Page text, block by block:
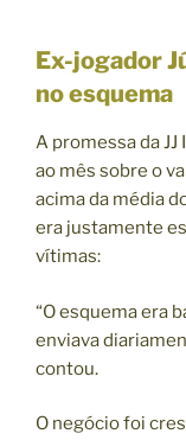
Ex-jogador
no esquema
A promessa da
ao mês sobre o
acima da média
era justamente
vítimas:
“O esquema era
enviava
contou.
O negócio foi